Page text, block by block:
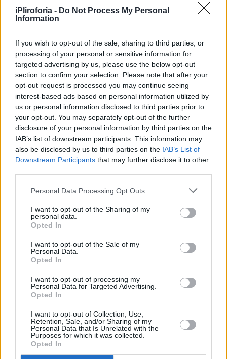
iPliroforia - Do Not Process My Personal
Information
If you wish to opt-out of the sale, sharing to third parties, or
processing of your personal or sensitive information for
targeted advertising by us, please use the below opt-out
section to confirm your selection. Please note that after your
opt-out request is processed you may continue seeing
interest-based ads based on personal information utilized by
us or personal information disclosed to third parties prior to
your opt-out. You may separately opt-out of the further
disclosure of your personal information by third parties on the
IAB’s list of downstream participants. This information may
also be disclosed by us to third parties on the IAB’s List of
Downstream Participants that may further disclose it to other
Personal Data Processing Opt Outs
I want to opt-out of the Sharing of my
personal data.
Opted In
I want to opt-out of the Sale of my
Personal Data.
Opted In
I want to opt-out of processing my
Personal Data for Targeted Advertising.
Opted In
I want to opt-out of Collection, Use,
Retention, Sale, and/or Sharing of my
Personal Data that Is Unrelated with the
Purposes for which it was collected.
Opted In
Η. Ψ.: Ξέρω.
Α. Π.: Πας το πρωί και παίρνεις ψωμί.
Ψωμί, τυρόπιτες και τέτοια.
Α. Π.: Ψωμί, ντόνατς, ε;
Η. Ψ.: Έχει και ντόνατς ο φούρνος;
Είναι ένας άνθρωπος που παλεύει, όπου
βγαίνει έξω και παλεύει, με τα μαγαζιά του
και παλεύει.